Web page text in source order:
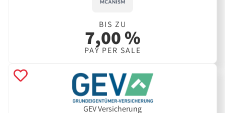
BIS ZU
7,00 %
PAY PER SALE
GEV Versicherung